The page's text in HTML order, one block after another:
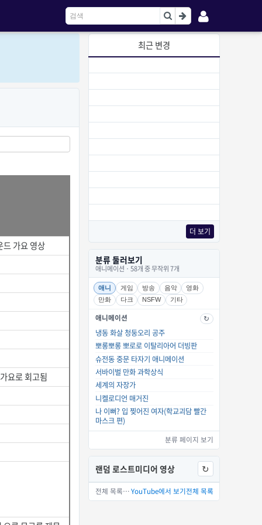
최근 변경
더 보기
분류 둘러보기
애니메이션 · 58개 중 무작위 7개
애니 게임 방송 음악
영화
만화
다크 NSFW 기타
애니메이션 ↻
냉동 화살 청둥오리 공주
뽀롱뽀롱 뽀로로 이탈리아어 더빙판
슈전동 중문 타자기 애니메이션
서바이벌 만화 과학상식
세계의 자장가
니켈로디언 매거진
나 이뻐? 입 찢어진 여자(학교괴담 빨간
마스크 편)
분류 페이지 보기
랜덤 로스트미디어 영상 ↻
YouTube에서 보기
전체 목록 15개 중 하나를 골랐습니다.YouTube에서 보기전체 목록
가요 영상
요로 회고됨